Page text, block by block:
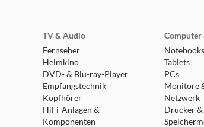
TV & Audio
Fernseher
Heimkino
DVD- & Blu-ray-Player
Empfangstechnik
Kopfhörer
HiFi-Anlagen &
Komponenten
Computer
Notebooks
Tablets
PCs
Monitore
Netzwerk
Drucker &